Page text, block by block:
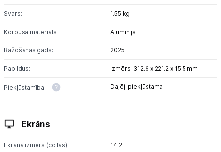
Svars: 1.55 kg
Korpusa materiāls: Alumīnijs
Ražošanas gads: 2025
Papildus: Izmērs: 312.6 x 221.2 x 15.5 mm
Piekļūstamība: Daļēji piekļūstama
Ekrāns
Ekrāna izmērs (collas): 14.2"